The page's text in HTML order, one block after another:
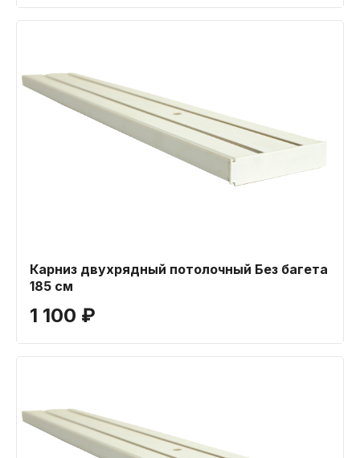
Карниз двухрядный потолочный Без багета
185 см
1 100 ₽